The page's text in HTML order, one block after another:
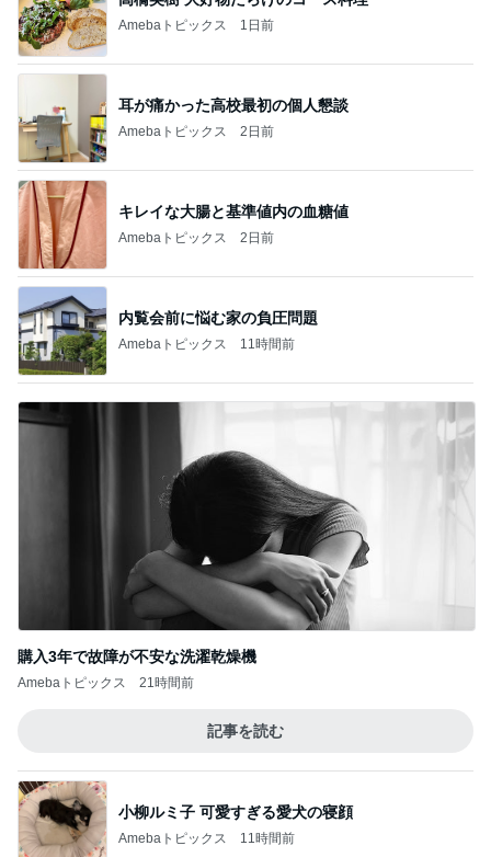
Amebaトピックス 1日前
耳が痛かった高校最初の個人懇談
Amebaトピックス 2日前
キレイな大腸と基準値内の血糖値
Amebaトピックス 2日前
内覧会前に悩む家の負圧問題
Amebaトピックス 11時間前
購入3年で故障が不安な洗濯乾燥機
Amebaトピックス 21時間前
記事を読む
小柳ルミ子 可愛すぎる愛犬の寝顔
Amebaトピックス 11時間前